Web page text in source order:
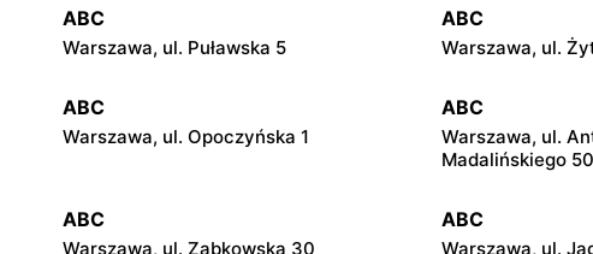
ABC
Warszawa, ul. Puławska 5
ABC
Warszawa, ul.
ABC
Warszawa, ul. Opoczyńska 1
ABC
Warszawa, ul.
Madalińskiego 50
ABC
Warszawa, ul. Ząbkowska 30
ABC
Warszawa, ul.